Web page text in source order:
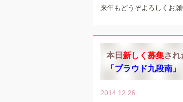
k
来年もどうぞよろしくお願
本日新しく募集され
「プラウド九段南
2014.12.26